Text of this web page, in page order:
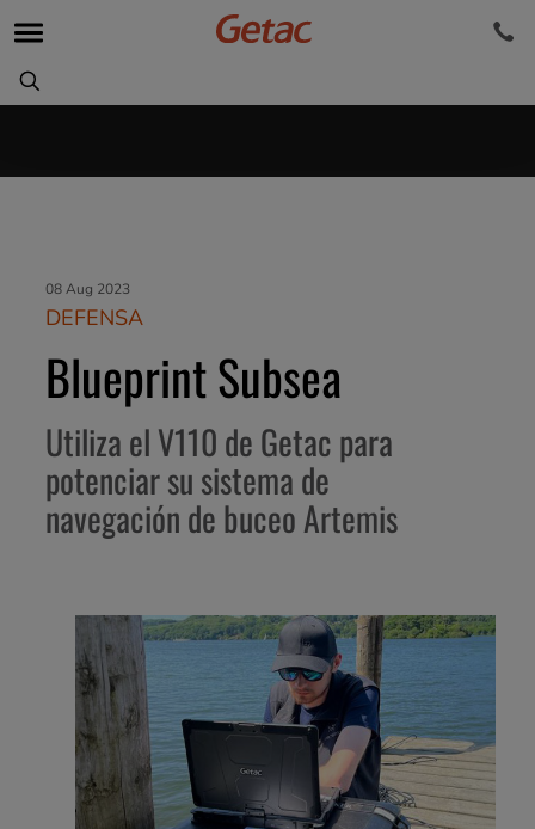
08 Aug 2023
DEFENSA
Blueprint Subsea
Utiliza el V110 de Getac para
potenciar su sistema de
navegación de buceo Artemis